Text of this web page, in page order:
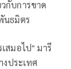
กับการขาด
นธมิตร
สมอไป" มารี
งประเทศ